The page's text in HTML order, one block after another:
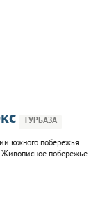
ТУРБАЗА
южного побережья
Живописное побережье
обрывистых берегов
океан.
для спокойного